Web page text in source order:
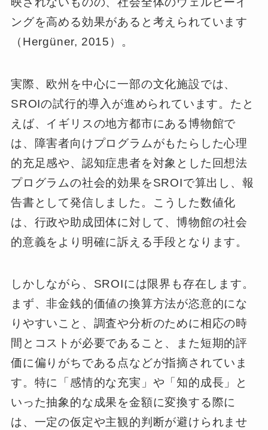
ングを高める効果があると考えられています
（Hergüner, 2015）。
実際、欧州を中心に一部の文化施設では、
SROIの試行的導入が進められています。たと
えば、イギリスの地方都市にある博物館で
は、障害者向けプログラムがもたらした心理
的充足感や、認知症患者を対象とした回想法
プログラムの社会的効果をSROIで算出し、報
告書として発信しました。こうした数値化
は、行政や助成団体に対して、博物館の社会
的意義をより明確に訴える手段となります。
しかしながら、SROIには限界も存在します。
まず、非金銭的価値の換算方法が恣意的にな
りやすいこと、調査や分析のために相応の時
間とコストが必要であること、また短期的評
価に偏りがちである点などが指摘されていま
す。特に「感情的な充実」や「知的成長」と
いった抽象的な成果を金額に変換する際に
は、一定の仮定や主観的判断が避けられませ